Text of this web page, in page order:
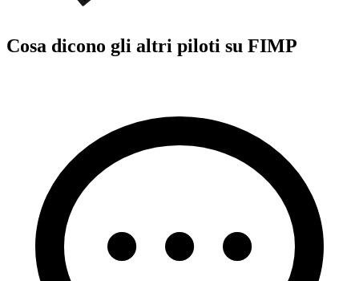
Cosa dicono gli altri piloti su FIMP